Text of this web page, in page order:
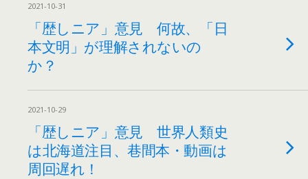
2021-10-31
「歴しニア」意見 何故、「日
本文明」が理解されないの
か？
2021-10-29
「歴しニア」意見 世界人類史
は北海道注目、巷間本・動画は
周回遅れ！